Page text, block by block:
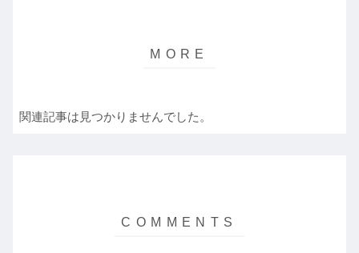
関連記事は見つかりませんでした。